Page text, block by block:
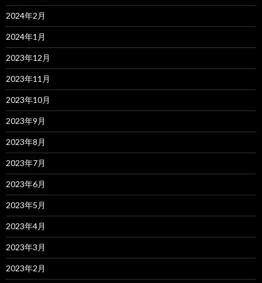
2024年2月
2024年1月
2023年12月
2023年11月
2023年10月
2023年9月
2023年8月
2023年7月
2023年6月
2023年5月
2023年4月
2023年3月
2023年2月